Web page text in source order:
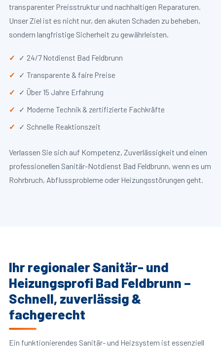
transparenter Preisstruktur und nachhaltigen Reparaturen.
Unser Ziel ist es nicht nur, den akuten Schaden zu beheben,
sondern langfristige Sicherheit zu gewährleisten.
✓ 24/7 Notdienst Bad Feldbrunn
✓ Transparente & faire Preise
✓ Über 15 Jahre Erfahrung
✓ Moderne Technik & zertifizierte Fachkräfte
✓ Schnelle Reaktionszeit
Verlassen Sie sich auf Kompetenz, Zuverlässigkeit und einen
professionellen Sanitär-Notdienst Bad Feldbrunn, wenn es um
Rohrbruch, Abflussprobleme oder Heizungsstörungen geht.
Ihr regionaler Sanitär- und
Heizungsprofi Bad Feldbrunn –
Schnell, zuverlässig &
fachgerecht
Ein funktionierendes Sanitär- und Heizsystem ist essenziell